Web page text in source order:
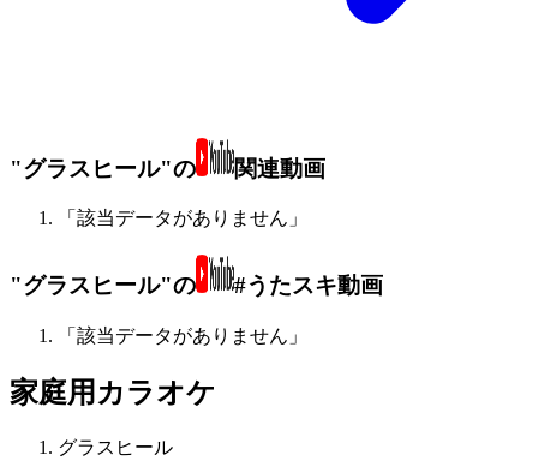
"グラスヒール"の 関連動画
「該当データがありません」
"グラスヒール"の #うたスキ動画
「該当データがありません」
家庭用カラオケ
グラスヒール